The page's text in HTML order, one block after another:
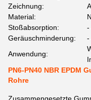
Zeichnung:
Material:
Stoßabsorption:
-
Geräuschminderung:
-
Anwendung:
PN6-PN40 NBR EPDM
Rohre